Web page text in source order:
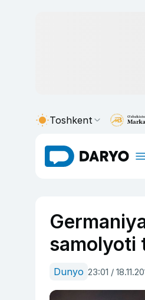
Toshkent
samolyoti
Dunyo 23:01 /